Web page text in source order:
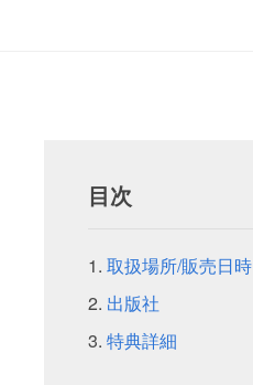
目次
取扱場所/販売日時
出版社
特典詳細